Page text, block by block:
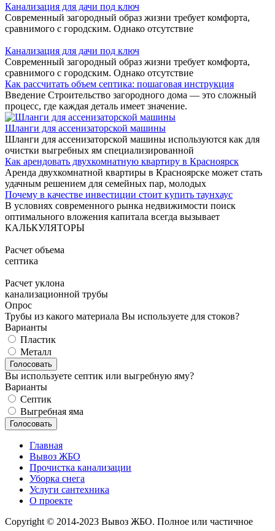
Канализация для дачи под ключ
Современный загородный образ жизни требует комфорта,
сравнимого с городским. Однако отсутствие
Канализация для дачи под ключ
Современный загородный образ жизни требует комфорта,
сравнимого с городским. Однако отсутствие
Как рассчитать объем септика: пошаговая инструкция
Введение Строительство загородного дома — это сложный
процесс, где каждая деталь имеет значение.
Шланги для ассенизаторской машины
Шланги для ассенизаторской машины используются как для
очистки выгребных ям специализированной
Как арендовать двухкомнатную квартиру в Красноярск
Аренда двухкомнатной квартиры в Красноярске может стать
удачным решением для семейных пар, молодых
Почему в качестве инвестиции стоит купить таунхаус
В условиях современного рынка недвижимости поиск
оптимального вложения капитала всегда вызывает
КАЛЬКУЛЯТОРЫ
Расчет объема
септика
Расчет уклона
канализационной трубы
Опрос
Трубы из какого материала Вы используете для стоков?
Варианты
Пластик
Металл
Вы используете септик или выгребную яму?
Варианты
Септик
Выгребная яма
Главная
Вывоз ЖБО
Прочистка канализации
Уборка снега
Услуги сантехника
О проекте
Copyright © 2014-2023 Вывоз ЖБО. Полное или частичное